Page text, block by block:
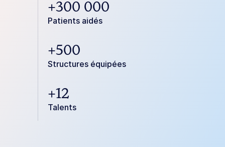
+300 000
Patients aidés
+500
Structures équipées
+12
Talents